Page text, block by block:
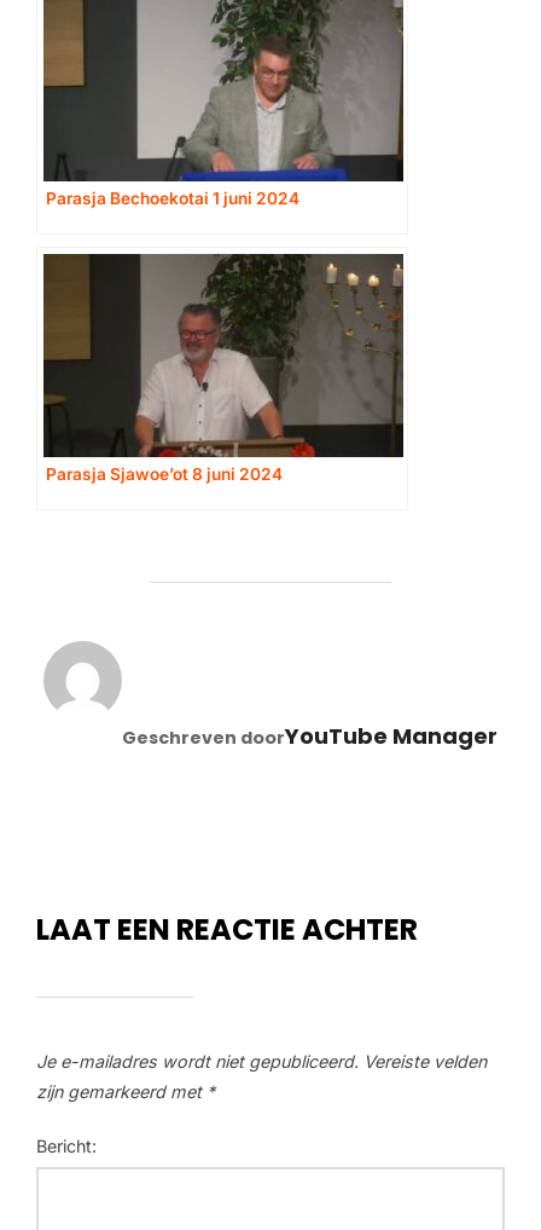
Parasja Bechoekotai 1 juni 2024
Parasja Sjawoe’ot 8 juni 2024
Geschreven doorYouTube Manager
LAAT EEN REACTIE ACHTER
Je e-mailadres wordt niet gepubliceerd. Vereiste velden
zijn gemarkeerd met *
Bericht: